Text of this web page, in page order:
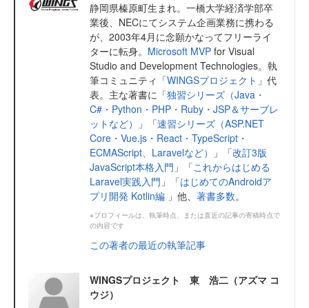
静岡県榛原町生まれ。一橋大学経済学部卒
業後、NECにてシステム企画業務に携わる
が、2003年4月に念願かなってフリーライ
ターに転身。 Microsoft MVP for Visual
Studio and Development Technologies。執
筆コミュニティ「WINGSプロジェクト 」代
表。主な著書に「独習シリーズ（Java・
C#・Python・PHP・Ruby・JSP＆サーブレ
ットなど）
」「速習シリーズ（ASP.NET
Core・Vue.js・React・TypeScript・
ECMAScript、Laravelなど）
」「改訂3版
JavaScript本格入門 」「これからはじめる
Laravel実践入門 」「はじめてのAndroidア
プリ開発 Kotlin編 」他、 著書多数。
※プロフィールは、執筆時点、または直近の記事の寄稿時点で
の内容です
この著者の最近の執筆記事
WINGSプロジェクト 東 浩二（アズマ コ
ウジ）